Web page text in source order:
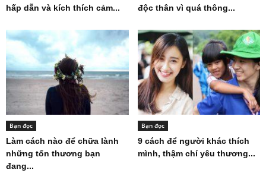
hấp dẫn và kích thích cảm...
độc thân vì quá thông...
Bạn đọc
Làm cách nào để chữa lành
những tổn thương bạn
đang...
Bạn đọc
9 cách để người khác thích
mình, thậm chí yêu thương...